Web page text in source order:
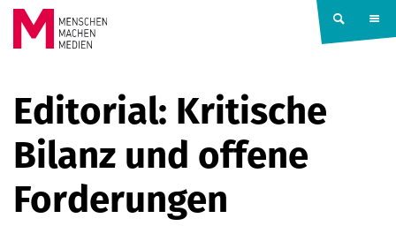
Springe zum Inhalt
MACHEN
MEDIEN
Editorial: Kritische
Bilanz und offene
Forderungen